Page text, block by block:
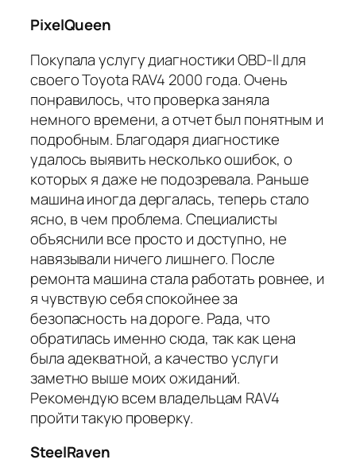
PixelQueen
Покупала услугу диагностики OBD-II для
своего Toyota RAV4 2000 года. Очень
понравилось, что проверка заняла
немного времени, а отчет был понятным и
подробным. Благодаря диагностике
удалось выявить несколько ошибок, о
которых я даже не подозревала. Раньше
машина иногда дергалась, теперь стало
ясно, в чем проблема. Специалисты
объяснили все просто и доступно, не
навязывали ничего лишнего. После
ремонта машина стала работать ровнее, и
я чувствую себя спокойнее за
безопасность на дороге. Рада, что
обратилась именно сюда, так как цена
была адекватной, а качество услуги
заметно выше моих ожиданий.
Рекомендую всем владельцам RAV4
пройти такую проверку.
SteelRaven